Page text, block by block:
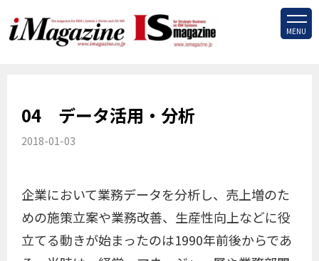
MENU
04 データ活用・分析
2018-01-03
企業において業務データを分析し、売上増のた
めの施策立案や業務改善、生産性向上などに役
立てる動きが始まったのは1990年前後からであ